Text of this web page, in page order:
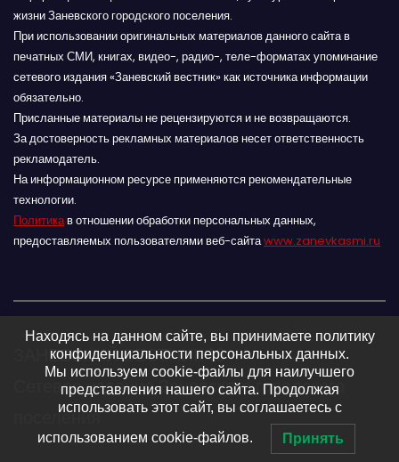
жизни Заневского городского поселения.
При использовании оригинальных материалов данного сайта в
печатных СМИ, книгах, видео-, радио-, теле-форматах упоминание
сетевого издания «Заневский вестник» как источника информации
обязательно.
Присланные материалы не рецензируются и не возвращаются.
За достоверность рекламных материалов несет ответственность
рекламодатель.
На информационном ресурсе применяются рекомендательные
технологии.
Политикав отношении обработки персональных данных,
предоставляемых пользователями веб-сайтаwww.zanevkasmi.ru
ЗАНЕВСКИЙ ВЕСТНИК 16+
Сетевое издание Заневского городского
поселения
Находясь на данном сайте, вы принимаете политику
конфиденциальности персональных данных.
Мы используем cookie-файлы для наилучшего
представления нашего сайта. Продолжая
использовать этот сайт, вы соглашаетесь с
использованием cookie-файлов. Принять